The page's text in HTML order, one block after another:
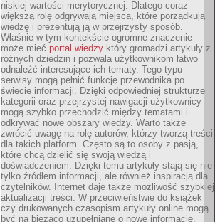
niskiej wartości merytorycznej. Dlatego coraz
większą rolę odgrywają miejsca, które porządkują
wiedzę i prezentują ją w przejrzysty sposób.
Właśnie w tym kontekście ogromne znaczenie
może mieć portal wiedzy który gromadzi artykuły z
różnych dziedzin i pozwala użytkownikom łatwo
odnaleźć interesujące ich tematy. Tego typu
serwisy mogą pełnić funkcję przewodnika po
świecie informacji. Dzięki odpowiedniej strukturze
kategorii oraz przejrzystej nawigacji użytkownicy
mogą szybko przechodzić między tematami i
odkrywać nowe obszary wiedzy. Warto także
zwrócić uwagę na rolę autorów, którzy tworzą treści
dla takich platform. Często są to osoby z pasją,
które chcą dzielić się swoją wiedzą i
doświadczeniem. Dzięki temu artykuły stają się nie
tylko źródłem informacji, ale również inspiracją dla
czytelników. Internet daje także możliwość szybkiej
aktualizacji treści. W przeciwieństwie do książek
czy drukowanych czasopism artykuły online mogą
być na bieżąco uzupełniane o nowe informacje,